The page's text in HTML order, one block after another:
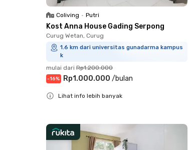
Coliving • Putri
Kost Anna House Gading Serpong
Curug Wetan, Curug
1.6 km dari universitas gunadarma kampus
k
mulai dari Rp1.200.000
-16% Rp1.000.000 /bulan
Lihat info lebih banyak